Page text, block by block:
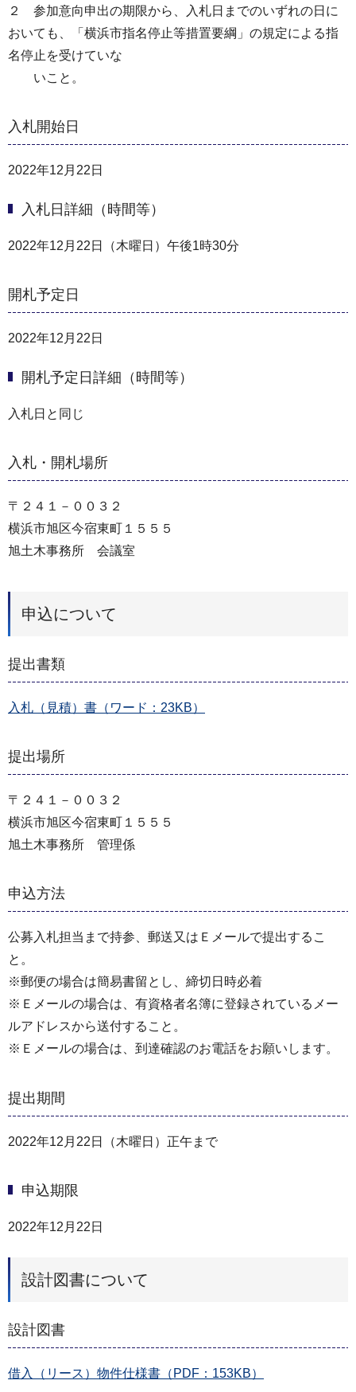
２ 参加意向申出の期限から、入札日までのいずれの日に
おいても、「横浜市指名停止等措置要綱」の規定による指
名停止を受けていな
いこと。
入札開始日
2022年12月22日
入札日詳細（時間等）
2022年12月22日（木曜日）午後1時30分
開札予定日
2022年12月22日
開札予定日詳細（時間等）
入札日と同じ
入札・開札場所
〒２４１－００３２
横浜市旭区今宿東町１５５５
旭土木事務所 会議室
申込について
提出書類
入札（見積）書（ワード：23KB）
提出場所
〒２４１－００３２
横浜市旭区今宿東町１５５５
旭土木事務所 管理係
申込方法
公募入札担当まで持参、郵送又はＥメールで提出するこ
と。
※郵便の場合は簡易書留とし、締切日時必着
※Ｅメールの場合は、有資格者名簿に登録されているメー
ルアドレスから送付すること。
※Ｅメールの場合は、到達確認のお電話をお願いします。
提出期間
2022年12月22日（木曜日）正午まで
申込期限
2022年12月22日
設計図書について
設計図書
借入（リース）物件仕様書（PDF：153KB）